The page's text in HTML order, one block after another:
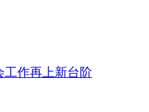
工作再上新台阶